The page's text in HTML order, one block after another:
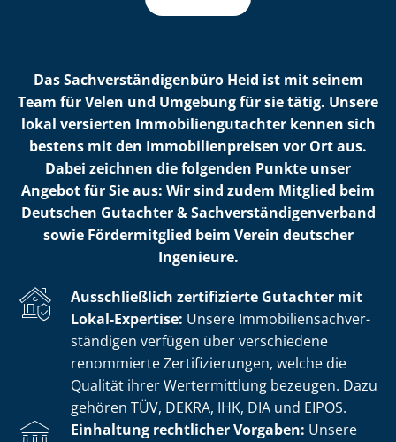
Das Sach­ver­stän­di­gen­bü­ro Heid ist mit seinem
Team für Velen und Umgebung für sie tätig. Unsere
lokal versierten Im­mo­bi­li­en­gut­ach­ter kennen sich
bestens mit den Im­mo­bi­li­en­prei­sen vor Ort aus.
Dabei zeichnen die folgenden Punkte unser
Angebot für Sie aus: Wir sind zudem Mitglied beim
Deutschen Gutachter & Sach­ver­stän­di­gen­ver­band
sowie Fördermitglied beim Verein deutscher
Ingenieure.
Ausschließlich zertifizierte Gutachter mit
Lokal-Expertise: Unsere Im­mo­bi­li­en­sach­ver­
stän­di­gen verfügen über verschiedene
renommierte Zer­ti­fi­zie­run­gen, welche die
Qualität ihrer Wertermittlung bezeugen. Dazu
gehören TÜV, DEKRA, IHK, DIA und EIPOS.
Einhaltung rechtlicher Vorgaben: Unsere